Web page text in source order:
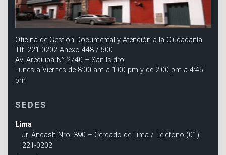
Oficina de Gestión Documental y Atención a la Ciudadanía
Tlf. 221-0202 Anexo 448 / 500
Av. Arequipa N° 2740 – San Isidro
Lunes a Viernes de 8:00 am a 1:00 pm y de 2:00 pm a 4:45
pm
SEDES
Lima
Jr. Ancash Nro. 390 – Cercado de Lima / Teléfono (01)
221-0202